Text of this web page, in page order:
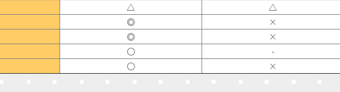
△ △
◎ ×
◎ ×
〇 -
〇 ×